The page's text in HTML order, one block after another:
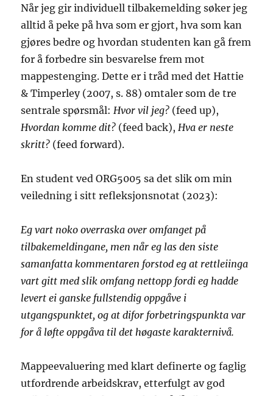
Når jeg gir individuell tilbakemelding søker jeg
alltid å peke på hva som er gjort, hva som kan
gjøres bedre og hvordan studenten kan gå frem
for å forbedre sin besvarelse frem mot
mappestenging. Dette er i tråd med det Hattie
& Timperley (2007, s. 88) omtaler som de tre
sentrale spørsmål: Hvor vil jeg? (feed up),
Hvordan komme dit? (feed back), Hva er neste
skritt? (feed forward).
En student ved ORG5005 sa det slik om min
veiledning i sitt refleksjonsnotat (2023):
Eg vart noko overraska over omfanget på
tilbakemeldingane, men når eg las den siste
samanfatta kommentaren forstod eg at rettleiinga
vart gitt med slik omfang nettopp fordi eg hadde
levert ei ganske fullstendig oppgåve i
utgangspunktet, og at difor forbetringspunkta var
for å løfte oppgåva til det høgaste karakternivå.
Mappeevaluering med klart definerte og faglig
utfordrende arbeidskrav, etterfulgt av god